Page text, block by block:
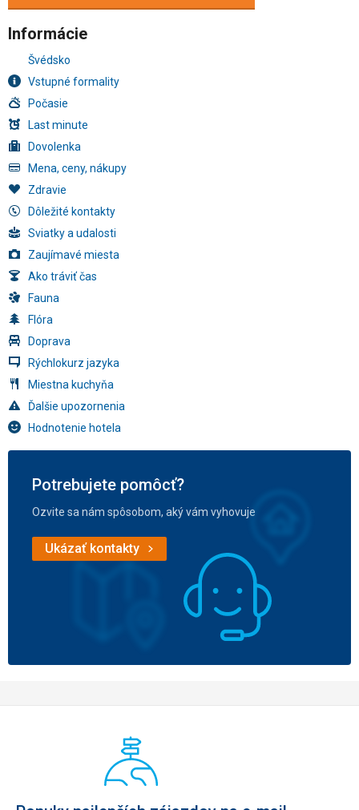
Informácie
Švédsko
Vstupné formality
Počasie
Last minute
Dovolenka
Mena, ceny, nákupy
Zdravie
Dôležité kontakty
Sviatky a udalosti
Zaujímavé miesta
Ako tráviť čas
Fauna
Flóra
Doprava
Rýchlokurz jazyka
Miestna kuchyňa
Ďalšie upozornenia
Hodnotenie hotela
Potrebujete pomôcť?
Ozvite sa nám spôsobom, aký vám vyhovuje
Ukázať kontakty